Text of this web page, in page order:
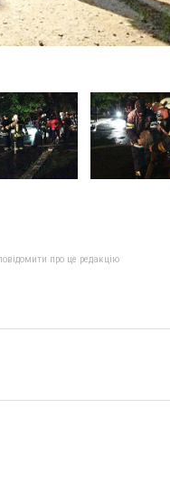
про це редакцію